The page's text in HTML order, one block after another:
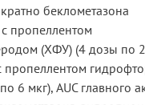
беклометазона
пропеллентом
(ХФУ) (4 дозы по
6 мкг), AUC главного